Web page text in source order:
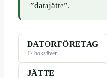
”datajätte”.
DATORFÖRETAG
12 bokstäver
JÄTTE